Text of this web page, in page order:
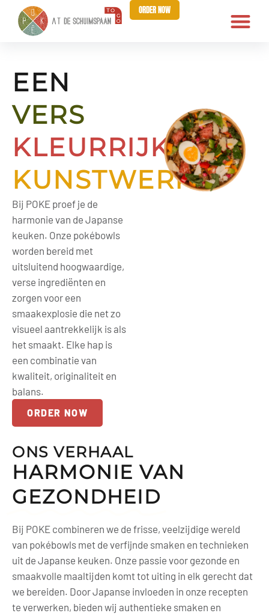
ORDER NOW
EEN
VERS
KLEURRIJK
KUNSTWERK
Bij POKE proef je de
harmonie van de Japanse
keuken. Onze pokébowls
worden bereid met
uitsluitend hoogwaardige,
verse ingrediënten en
zorgen voor een
smaakexplosie die net zo
visueel aantrekkelijk is als
het smaakt. Elke hap is
een combinatie van
kwaliteit, originaliteit en
balans.
ORDER NOW
ONS VERHAAL
HARMONIE VAN
GEZONDHEID
Bij POKE combineren we de frisse, veelzijdige wereld
van pokébowls met de verfijnde smaken en technieken
uit de Japanse keuken. Onze passie voor gezonde en
smaakvolle maaltijden komt tot uiting in elk gerecht dat
we bereiden. Door Japanse invloeden in onze recepten
te verwerken, bieden wij authentieke smaken en